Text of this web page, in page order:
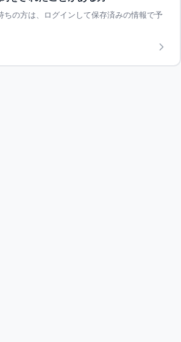
ちの方は、ログインして保存済みの情報で予